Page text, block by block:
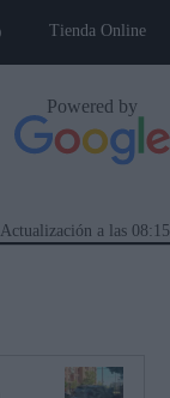
Tienda Online
Powered by
08:15
Actualización a las